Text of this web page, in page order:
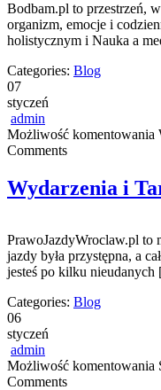
Bodbam.pl to przestrzeń,
organizm, emocje i
holistycznym i Nauka a
Categories: Blog
07
styczeń
admin
Możliwość komentowania
Comments
Wydarzenia i
PrawoJazdyWroclaw.pl to
jazdy była przystępna, a
jesteś po kilku
Categories: Blog
06
styczeń
admin
Możliwość komentowania
Comments